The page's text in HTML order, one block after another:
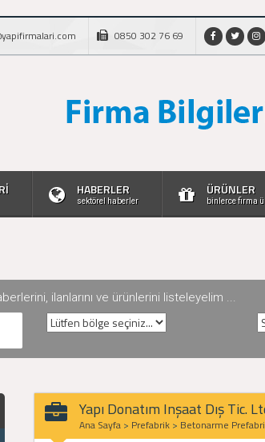
0850 302 76 69
HABERLER
sektörel haberler
ÜRÜNLER
binlerce firma
ilanlarını ve ürünlerini listeleyelim ...
Yapı Donatım Inşaat Dış Tic.
Ana Sayfa > Prefabrik> Betonarme